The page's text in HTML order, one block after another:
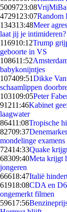
5009723:08
47291 23:07Random
134313:48Meer
laat jij je intimideren?
116910:12Trump
geboorte in VS
108611:52
babykonijntjes
107409:51Dikke
schaamlippen
103109:05Peter
91211:46Kabinet
laagwater
86411:08Tropische
82709:37
mondelinge examens
72414:33Quake
68309:40Meta krijgt
jongeren
66618:47Italië
61918:08CDA en
ongemerkt filmen
59617:56